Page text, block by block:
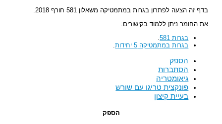
בדף זה הצעה לפתרון בגרות במתמטיקה משאלון 581 חורף 2018.
את החומר ניתן ללמוד בקישורים:
בגרות 581
.
בגרות במתמטיקה 5 יחידות
.
הספק
הסתברות
גיאומטריה
פונקצית טריגו עם שורש
בעיית קיצון
הספק